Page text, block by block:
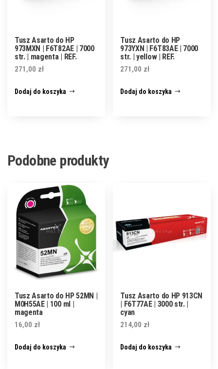
Tusz Asarto do HP
973MXN | F6T82AE | 7000
str. | magenta | REF.
271,00 zł
Dodaj do koszyka
Tusz Asarto do HP
973YXN | F6T83AE | 7000
str. | yellow | REF.
271,00 zł
Dodaj do koszyka
Podobne produkty
Tusz Asarto do HP 52MN |
M0H55AE | 100 ml |
magenta
16,00 zł
Dodaj do koszyka
Tusz Asarto do HP 913CN
| F6T77AE | 3000 str. |
cyan
214,00 zł
Dodaj do koszyka